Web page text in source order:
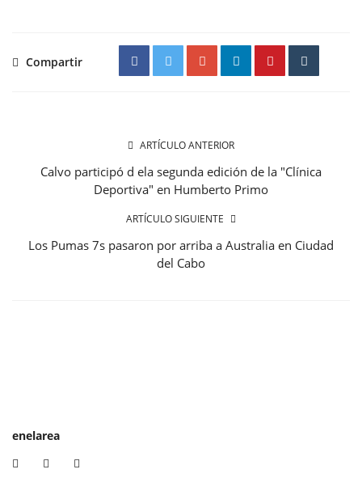
Compartir
ARTÍCULO ANTERIOR
Calvo participó d ela segunda edición de la "Clínica
Deportiva" en Humberto Primo
ARTÍCULO SIGUIENTE
Los Pumas 7s pasaron por arriba a Australia en Ciudad
del Cabo
enelarea